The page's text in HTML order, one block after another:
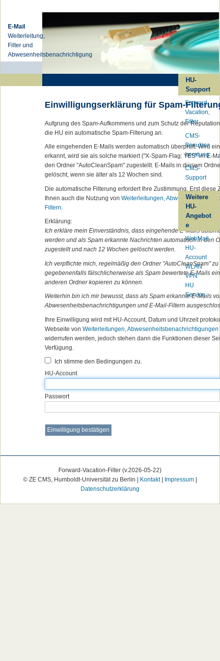
E-Mail
Weiterleitung,
Filter und
Abwesenheitsbenachrichtigung
Einwilligungserklärung für Spam-
Aufgrung des Spam-Aufkommens und zum Schutz der
die HU ein automatische Spam-Filterung an.
Alle eingehenden E-Mails werden automatisch überprüft. Wird
erkannt, wird sie als solche markiert ("X-Spam-Flag: YES" im E-
den Ordner "AutoCleanSpam" zugestellt. E-Mails in diesem
gelöscht, wenn sie älter als 12 Wochen sind.
Die automatische Filterung erfordert Ihre Zustimmung. Erst diese
Ihnen auch die Nutzung vonWeiterleitungen,
Filtern
Erklärung:
Ich erkläre mein Einverständnis, dass eingehende E-Mails
werden und als Spam erkannte Nachrichten automatisch in den
zugestellt und nach 12 Wochen gelöscht werden.
Ich verpflichte mich, regelmäßig den Ordner "AutoCleanSpam"
gegebenenfalls fälschlicherweise als Spam bewertete E-Mails
anderen Ordner kopieren zu können.
Weiterhin bin ich mir bewusst, dass als Spam erkannte E-Mails
Abwesenheitsbenachrichtigungen und E-Mail-Filtern
Ihre Einwilligung wird mit HU-Account, Datum und Uhrzeit
Webseite vonWeiterleitungen,
widerrufen werden, jedoch stehen dann die Funktionen dieser
Verfügung.
Ich stimme den Bedingungen zu.
HU-Account
Passwort
Einwilligung bestätigen
HU-
Support
Forward,
Vacation,
Filter
CMS-
Benutzer
beratung
CMS-
Support
Weitere
HU-
Angebot
e
WebMail
HU-
Account
WLAN
VPN
HU
Service
Forward-Vacation-Filter (v.2026-05-22)
© ZE CMS, Humboldt-Universität zu Berlin |
Kontakt| Impressum
Datenschutzerklärung